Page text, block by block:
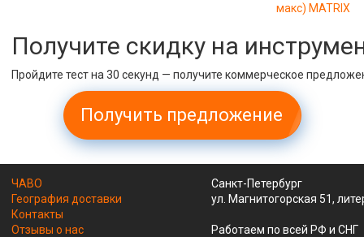
макс) MATRIX
Получите скидку на
Пройдите тест на 30 секунд — получите коммерческое
Получить предложение
ЧАВО
География доставки
Контакты
Отзывы о нас
Санкт-Петербург
ул. Магнитогорская 51,
Работаем по всей РФ и СНГ